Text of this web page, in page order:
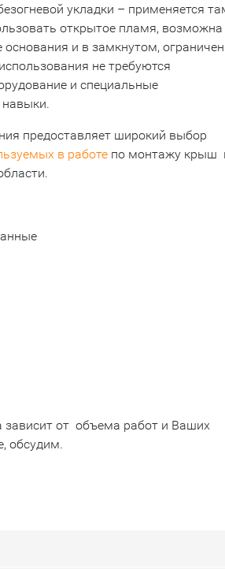
укладки – применяется
открытое пламя, возможна
основания и в замкнутом,
не требуются
и специальные
предоставляет широкий выбор
в работе по монтажу крыш
зависит от объема работ и Ваших
обсудим.